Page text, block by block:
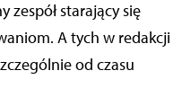
zespół starający się
A tych w redakcji
od czasu